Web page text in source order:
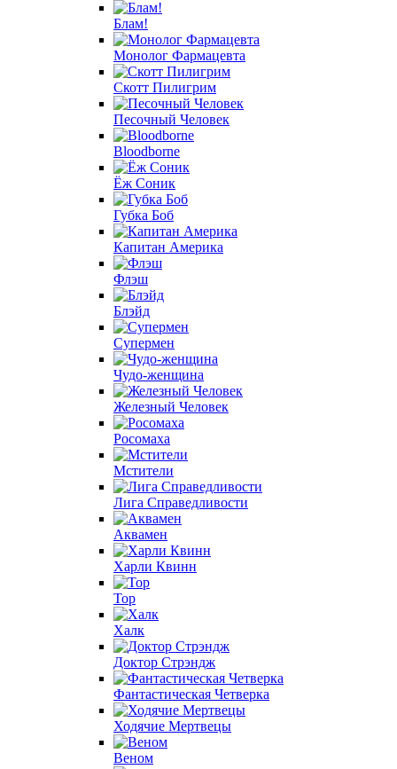
Блам!
Монолог Фармацевта
Скотт Пилигрим
Песочный Человек
Bloodborne
Ёж Соник
Губка Боб
Капитан Америка
Флэш
Блэйд
Супермен
Чудо-женщина
Железный Человек
Росомаха
Мстители
Лига Справедливости
Аквамен
Харли Квинн
Тор
Халк
Доктор Стрэндж
Фантастическая Четверка
Ходячие Мертвецы
Веном